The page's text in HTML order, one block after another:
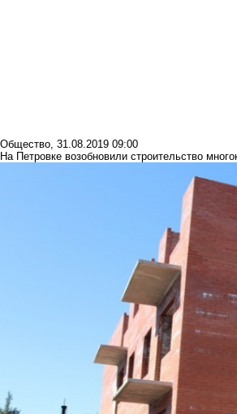
Общество, 31.08.2019 09:00
На Петровке возобновили строительство